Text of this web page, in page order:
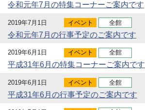
令和元年7月の特集コーナーご案内です
2019年7月1日 イベント 全館
令和元年7月の行事予定のご案内です
2019年6月1日 イベント 全館
平成31年6月の特集コーナーご案内です
2019年6月1日 イベント 全館
平成31年6月の行事予定のご案内です